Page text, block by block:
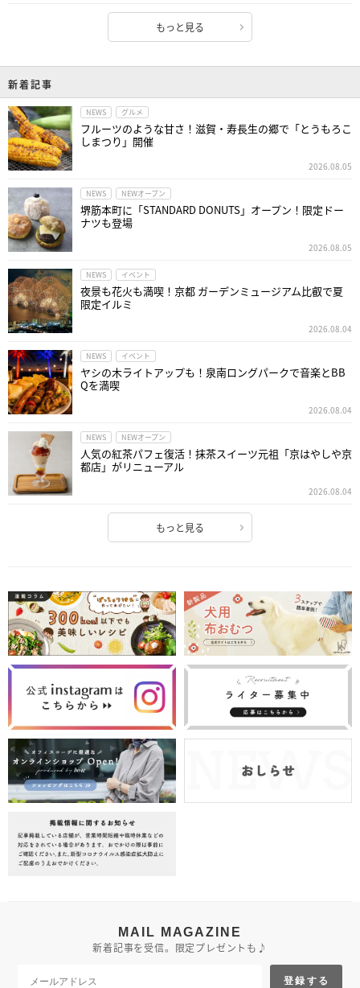
もっと見る
新着記事
NEWS グルメ
フルーツのような甘さ！滋賀・寿長生の郷で「とうもろこ
しまつり」開催
2026.08.05
NEWS NEWオープン
堺筋本町に「STANDARD DONUTS」オープン！限定ドー
ナツも登場
2026.08.05
NEWS イベント
夜景も花火も満喫！京都 ガーデンミュージアム比叡で夏
限定イルミ
2026.08.04
NEWS イベント
ヤシの木ライトアップも！泉南ロングパークで音楽とBB
Qを満喫
2026.08.04
NEWS NEWオープン
人気の紅茶パフェ復活！抹茶スイーツ元祖「京はやしや京
都店」がリニューアル
2026.08.04
もっと見る
MAIL MAGAZINE
新着記事を受信。限定プレゼントも♪
登録する